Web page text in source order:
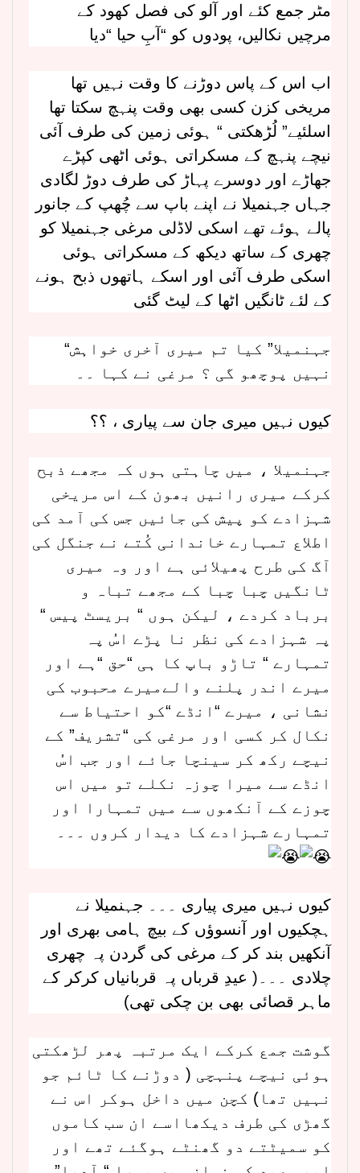
مٹر جمع کئے اور آلو کی فصل کھود کے
مرچیں نکالیں، پودوں کو “آبِ حیا “دیا
اب اس کے پاس دوڑنے کا وقت نہیں تھا
مریخی کزن کسی بھی وقت پنہچ سکتا تھا
اسلئیے” لُڑھکتی “ ہوئی زمین کی طرف آئی
نیچے پنہچ کے مسکراتی ہوئی اٹھی کپڑے
جھاڑے اور دوسرے پہاڑ کی طرف دوڑ لگادی
جہاں جہنمیلا نے اپنے باپ سے چُھپ کے جانور
پالے ہوئے تھے اسکی لاڈلی مرغی جہنمیلا کو
چھری کے ساتھ دیکھ کے مسکراتی ہوئی
اسکی طرف آئی اور اسکے ہاتھوں ذبح ہونے
کے لئے ٹانگیں اٹھا کے لیٹ گئی
“جہنمیلا” کیا تم میری آخری خواہش
نہیں پوچھو گی ؟ مرغی نے کہا ۔۔
کیوں نہیں میری جان سے پیاری ، ؟؟
جہنمیلا ، میں چاہتی ہوں کہ مجھے ذبح
کرکے میری رانیں بھون کے اس مریخی
شہزادے کو پیش کی جائیں جس کی آمد کی
اطلاع تمہارے خاندانی کُتے نے جنگل کی
آگ کی طرح پھیلائی ہے اور وہ میری
ٹانگیں چبا چبا کے مجھے تباہ و
برباد کردے ، لیکن ہوں “ بریسٹ پیس “
پہ شہزادے کی نظر نا پڑے اسُ پہ
تمہارے “ تاڑو باپ کا ہی “حق “ہے اور
میرے اندر پلنے والےمیرے محبوب کی
نشانی ، میرے “انڈے “کو احتیاط سے
نکال کر کسی اور مرغی کی “تشریف” کے
نیچے رکھ کر سینچا جائے اور جب اسُ
انڈے سے میرا چوزہ نکلے تو میں اس
چوزے کے آنکھوں سے میں تمہارا اور
تمہارے شہزادے کا دیدار کروں ۔۔۔
کیوں نہیں میری پیاری ۔۔۔ جہنمیلا نے
ہچکیوں اور آنسوؤں کے بیچ ہامی بھری اور
آنکھیں بند کر کے مرغی کی گردن پہ چھری
چلادی ۔۔۔( عیدِ قرباں پہ قربانیاں کرکر کے
ماہر قصائی بھی بن چکی تھی)
گوشت جمع کرکے ایک مرتبہ پھر لڑھکتی
ہوئی نیچے پنہچی ( دوڑنے کا ٹائم جو
نہیں تھا) کچن میں داخل ہوکر اس نے
گھڑی کی طرف دیکھااسے ان سب کاموں
کو سمیٹتے دو گھنٹے ہوگئے تھے اور